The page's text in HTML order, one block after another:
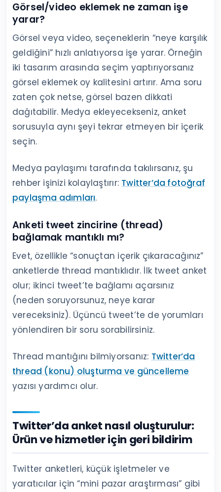
Görsel/video eklemek ne zaman işe
yarar?
Görsel veya video, seçeneklerin “neye karşılık
geldiğini” hızlı anlatıyorsa işe yarar. Örneğin
iki tasarım arasında seçim yaptırıyorsanız
görsel eklemek oy kalitesini artırır. Ama soru
zaten çok netse, görsel bazen dikkati
dağıtabilir. Medya ekleyecekseniz, anket
sorusuyla aynı şeyi tekrar etmeyen bir içerik
seçin.
Medya paylaşımı tarafında takılırsanız, şu
rehber işinizi kolaylaştırır: Twitter’da fotoğraf
paylaşma adımları.
Anketi tweet zincirine (thread)
bağlamak mantıklı mı?
Evet, özellikle “sonuçtan içerik çıkaracağınız”
anketlerde thread mantıklıdır. İlk tweet anket
olur; ikinci tweet’te bağlamı açarsınız
(neden soruyorsunuz, neye karar
vereceksiniz). Üçüncü tweet’te de yorumları
yönlendiren bir soru sorabilirsiniz.
Thread mantığını bilmiyorsanız: Twitter’da
thread (konu) oluşturma ve güncelleme
yazısı yardımcı olur.
Twitter’da anket nasıl oluşturulur:
Ürün ve hizmetler için geri bildirim
Twitter anketleri, küçük işletmeler ve
yaratıcılar için “mini pazar araştırması” gibi